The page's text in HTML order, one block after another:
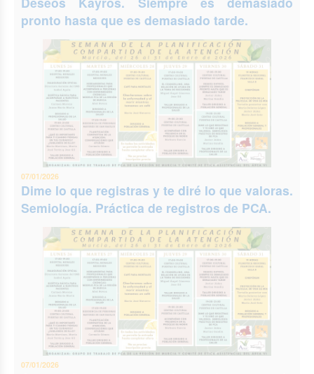
pronto hasta que es demasiado tarde.
07/01/2026
Dime lo que registras y te diré lo que valoras.
Semiología. Práctica de registros de PCA.
07/01/2026